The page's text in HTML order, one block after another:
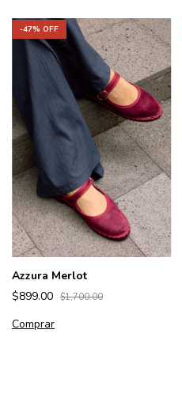
-47% OFF
Azzura Merlot
$899.00 $1,700.00
Comprar